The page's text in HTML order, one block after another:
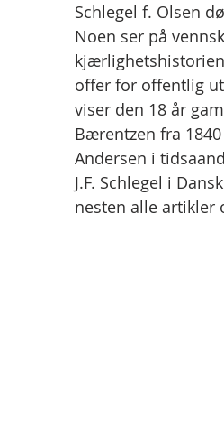
Schlegel f. Olsen
Noen ser på
offer for offentlig
viser den 18 år
Bærentzen fra
Andersen i
J.F. Schlegel i
nesten alle artikler